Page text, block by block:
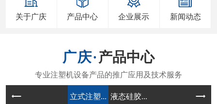
关于广庆 产品中心 企业展示 新闻动态
产品中心
立式注塑... 液态硅胶...